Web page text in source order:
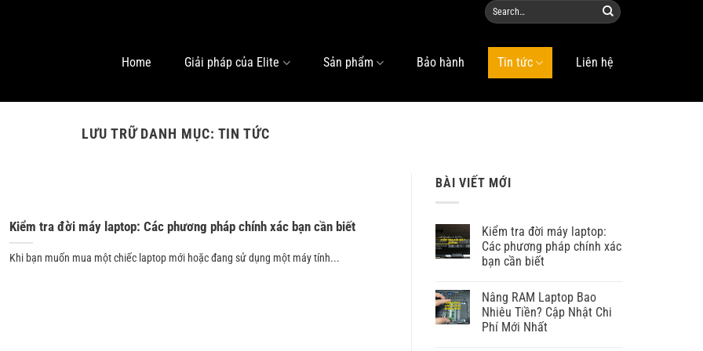
Home Giải pháp của Elite Sản phẩm Bảo hành Tin tức Liên hệ
LƯU TRỮ DANH MỤC: TIN TỨC
Kiểm tra đời máy laptop: Các phương pháp chính xác bạn cần biết
Khi bạn muốn mua một chiếc laptop mới hoặc đang sử dụng một máy tính...
BÀI VIẾT MỚI
Kiểm tra đời máy laptop:
Các phương pháp chính xác
bạn cần biết
Nâng RAM Laptop Bao
Nhiêu Tiền? Cập Nhật Chi
Phí Mới Nhất